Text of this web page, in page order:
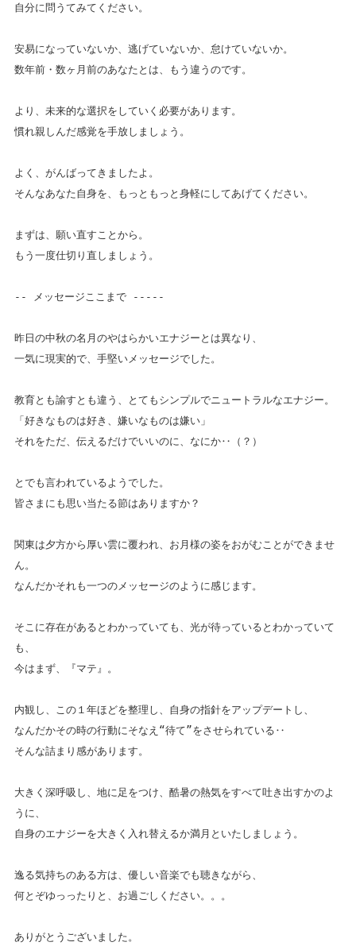
自分に問うてみてください。
安易になっていないか、逃げていないか、怠けていないか。
数年前・数ヶ月前のあなたとは、もう違うのです。
より、未来的な選択をしていく必要があります。
慣れ親しんだ感覚を手放しましょう。
よく、がんばってきましたよ。
そんなあなた自身を、もっともっと身軽にしてあげてください。
まずは、願い直すことから。
もう一度仕切り直しましょう。
-- メッセージここまで -----
昨日の中秋の名月のやはらかいエナジーとは異なり、
一気に現実的で、手堅いメッセージでした。
教育とも諭すとも違う、とてもシンプルでニュートラルなエナジー。
「好きなものは好き、嫌いなものは嫌い」
それをただ、伝えるだけでいいのに、なにか‥（？）
とでも言われているようでした。
皆さまにも思い当たる節はありますか？
関東は夕方から厚い雲に覆われ、お月様の姿をおがむことができませ
ん。
なんだかそれも一つのメッセージのように感じます。
そこに存在があるとわかっていても、光が待っているとわかっていて
も、
今はまず、『マテ』。
内観し、この１年ほどを整理し、自身の指針をアップデートし、
なんだかその時の行動にそなえ“待て”をさせられている‥
そんな詰まり感があります。
大きく深呼吸し、地に足をつけ、酷暑の熱気をすべて吐き出すかのよ
うに、
自身のエナジーを大きく入れ替えるか満月といたしましょう。
逸る気持ちのある方は、優しい音楽でも聴きながら、
何とぞゆっったりと、お過ごしください。。。
ありがとうございました。